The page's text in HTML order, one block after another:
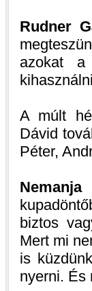
Rudner
azokat a
A múlt
Dávid
Péter,
Nemanja
biztos
Mert mi
is
nyerni. És